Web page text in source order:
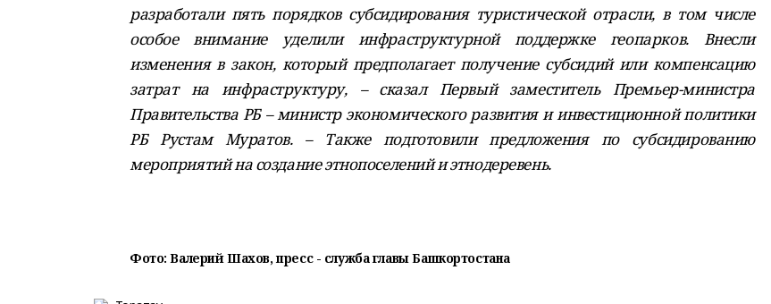
разработали пять порядков субсидирования туристической отрасли, в том числе
особое внимание уделили инфраструктурной поддержке геопарков. Внесли
изменения в закон, который предполагает получение субсидий или компенсацию
затрат на инфраструктуру, – сказал Первый заместитель Премьер-министра
Правительства РБ – министр экономического развития и инвестиционной политики
РБ Рустам Муратов. – Также подготовили предложения по субсидированию
мероприятий на создание этнопоселений и этнодеревень.
Фото: Валерий Шахов, пресс - служба главы Башкортостана